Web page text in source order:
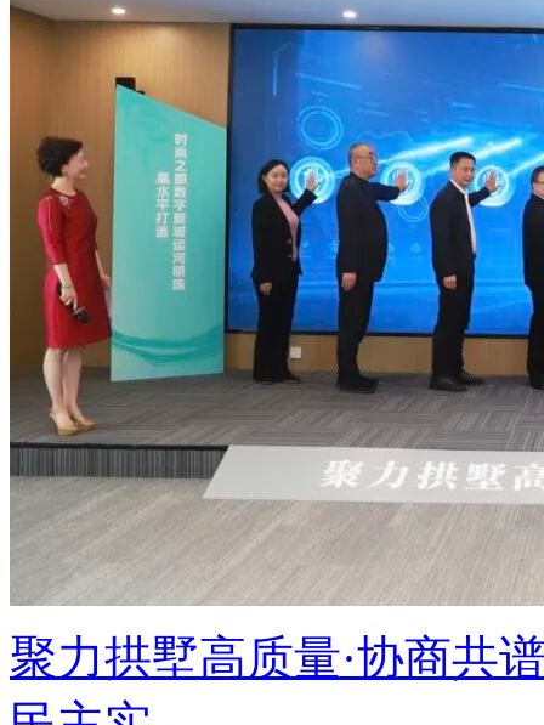
聚力拱墅高质量·协商共